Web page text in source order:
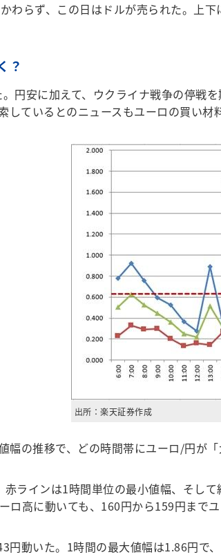
わらず、この日はドルが売られた。上
？
円安に加えて、ウクライナ戦争の停戦
ているとのニュースもユーロの買い材
出所：楽天証券作成
の推移で、どの時間帯にユーロ/円が「
ラインは1時間単位の最小値幅、そし
ロ高に動いても、160円から159円まで
動いた。1時間の最大値幅は1.86円で